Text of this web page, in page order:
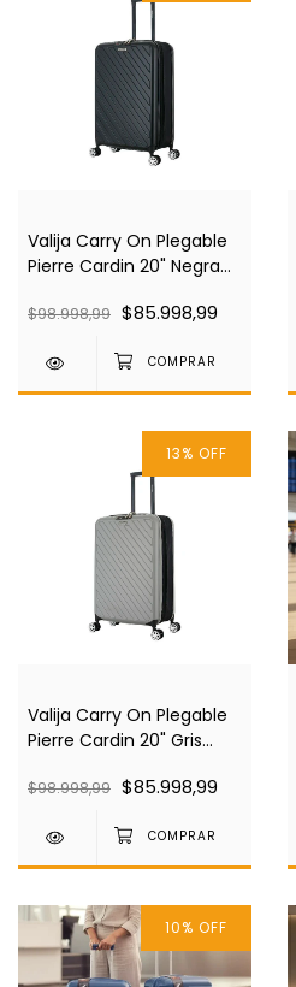
Valija Carry On Plegable
Pierre Cardin 20" Negra
$98.998,99 $85.998,99
13% OFF
Valija Carry On Plegable
Pierre Cardin 20" Gris
$98.998,99 $85.998,99
10% OFF